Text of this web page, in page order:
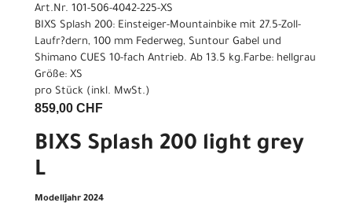
Art.Nr. 101-506-4042-225-XS
BIXS Splash 200: Einsteiger-Mountainbike mit 27.5-Zoll-
Laufr?dern, 100 mm Federweg, Suntour Gabel und
Shimano CUES 10-fach Antrieb. Ab 13.5 kg.Farbe: hellgrau
Größe: XS
pro Stück (inkl. MwSt.)
859,00 CHF
BIXS Splash 200 light grey
L
Modelljahr 2024